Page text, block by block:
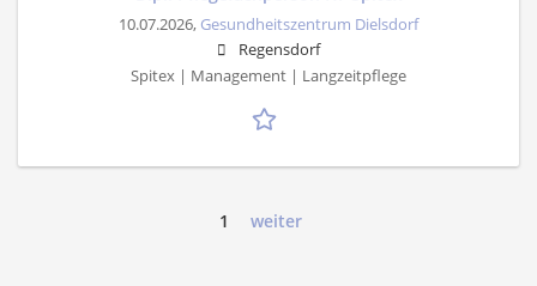
10.07.2026, Gesundheitszentrum Dielsdorf
Regensdorf
Spitex | Management | Langzeitpflege
1 weiter